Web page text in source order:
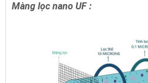
Màng lọc nano UF :